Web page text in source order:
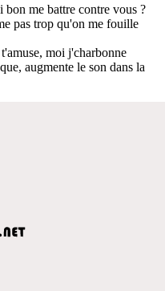
me battre contre vous ?
pas trop qu'on me fouille
moi j'charbonne
augmente le son dans la